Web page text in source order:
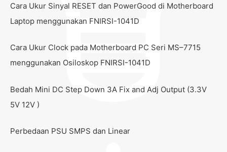
Cara Ukur Sinyal RESET dan PowerGood di Motherboard
Laptop menggunakan FNIRSI-1041D
Cara Ukur Clock pada Motherboard PC Seri MS–7715
menggunakan Osiloskop FNIRSI-1041D
Bedah Mini DC Step Down 3A Fix and Adj Output (3.3V
5V 12V )
Perbedaan PSU SMPS dan Linear